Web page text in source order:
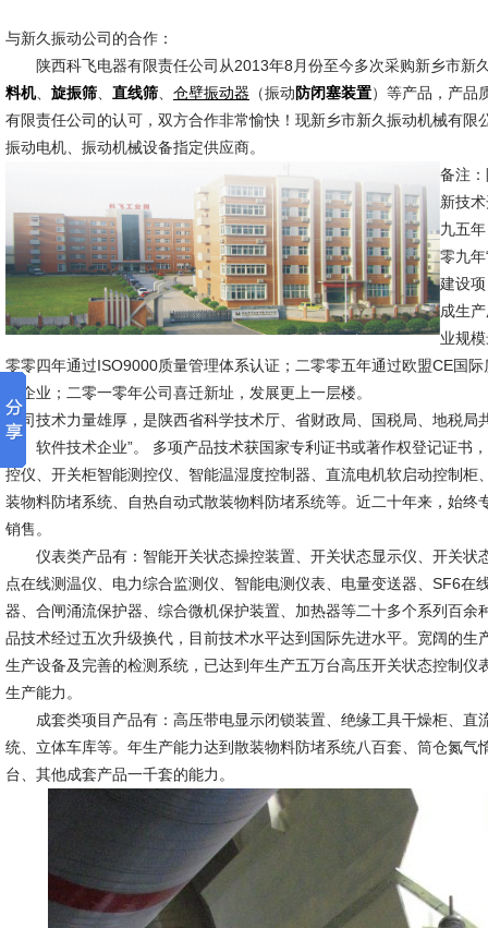
与新久振动公司的合作：
陕西科飞电器有限责任公司从2013年8月份至今多次采购新乡市新
料机、 旋振筛 直线筛 仓壁振动器 （振动 防闭塞装置）等产品，产品
有限责任公司的认可，双方合作非常愉快！现新乡市新久振动机械有限
振动电机、振动机械设备指定供应商。
备注
新技
九五
零九
建设
成生
业规
零零四年通过ISO9000质量管理体系认证；二零零五年通过欧盟CE国
技企业；二零一零年公司喜迁新址，发展更上一层楼。
公司技术力量雄厚，是陕西省科学技术厅、省财政局、国税局、地税局
品、软件技术企业”。 多项产品技术获国家专利证书或著作权登记证书
控仪、开关柜智能测控仪、智能温湿度控制器、直流电机软启动控制柜
装物料防堵系统、自热自动式散装物料防堵系统等。近二十年来，始终
销售。
仪表类产品有：智能开关状态操控装置、开关状态显示仪、开关状
点在线测温仪、电力综合监测仪、智能电测仪表、电量变送器、SF6在
器、合闸涌流保护器、综合微机保护装置、加热器等二十多个系列百余
品技术经过五次升级换代，目前技术水平达到国际先进水平。宽阔的生
生产设备及完善的检测系统，已达到年生产五万台高压开关状态控制仪
生产能力。
成套类项目产品有：高压带电显示闭锁装置、绝缘工具干燥柜、直
统、立体车库等。年生产能力达到散装物料防堵系统八百套、筒仓氮气
台、其他成套产品一千套的能力。